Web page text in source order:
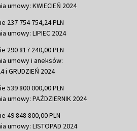
umowy: KWIECIEŃ 2024
237 754 754,24 PLN
umowy: LIPIEC 2024
290 817 240,00 PLN
umowy i aneksów:
i GRUDZIEŃ 2024
539 800 000,00 PLN
umowy: PAŹDZIERNIK 2024
49 848 800,00 PLN
umowy: LISTOPAD 2024